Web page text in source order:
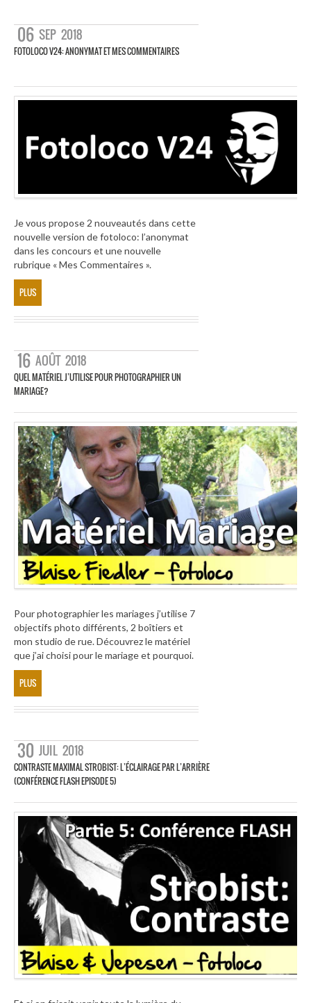
06 SEP 2018
FOTOLOCO V24: ANONYMAT ET MES COMMENTAIRES
Je vous propose 2 nouveautés dans cette
nouvelle version de fotoloco: l’anonymat
dans les concours et une nouvelle
rubrique « Mes Commentaires ».
PLUS
16 AOÛT 2018
QUEL MATÉRIEL J’UTILISE POUR PHOTOGRAPHIER UN
MARIAGE?
Pour photographier les mariages j’utilise 7
objectifs photo différents, 2 boîtiers et
mon studio de rue. Découvrez le matériel
que j’ai choisi pour le mariage et pourquoi.
PLUS
30 JUIL 2018
CONTRASTE MAXIMAL STROBIST: L’ÉCLAIRAGE PAR L’ARRIÈRE
(CONFÉRENCE FLASH EPISODE 5)